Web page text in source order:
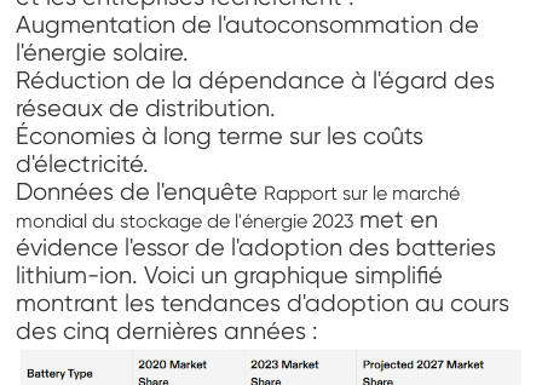
Augmentation de l'autoconsommation de
l'énergie solaire.
Réduction de la dépendance à l'égard des
réseaux de distribution.
Économies à long terme sur les coûts
d'électricité.
Données de l'enquête Rapport sur le marché
mondial du stockage de l'énergie 2023 met en
évidence l'essor de l'adoption des batteries
lithium-ion. Voici un graphique simplifié
montrant les tendances d'adoption au cours
des cinq dernières années :